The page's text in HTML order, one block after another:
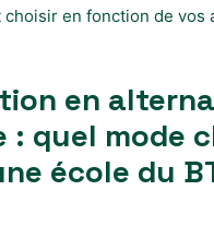
choisir en fonction de vos
en
: quel mode
école du